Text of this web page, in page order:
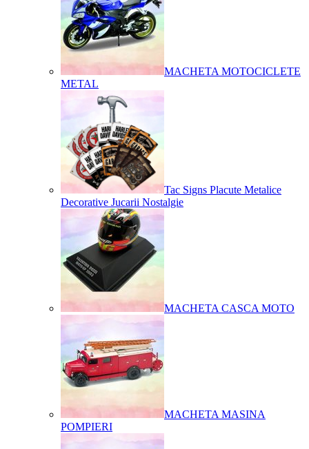
MACHETA MOTOCICLETE
METAL
Tac Signs Placute Metalice
Decorative Jucarii Nostalgie
MACHETA CASCA MOTO
MACHETA MASINA
POMPIERI